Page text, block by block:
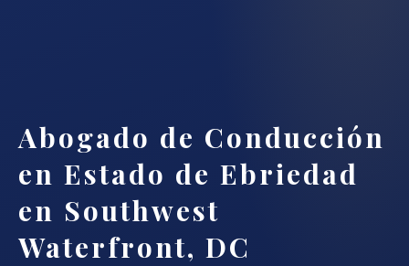
Abogado de Conducción
en Estado de Ebriedad
en Southwest
Waterfront, DC